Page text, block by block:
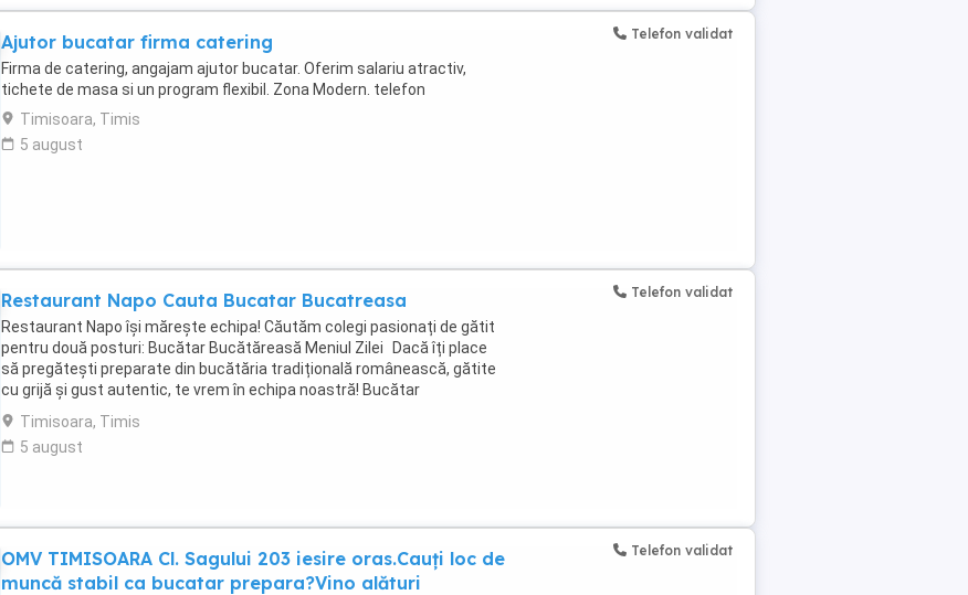
Ajutor bucatar firma catering
Firma de catering, angajam ajutor bucatar. Oferim salariu atractiv,
tichete de masa si un program flexibil. Zona Modern. telefon
Timisoara, Timis
5 august
Telefon validat
Restaurant Napo Cauta Bucatar Bucatreasa
Restaurant Napo își mărește echipa! Căutăm colegi pasionați de gătit
pentru două posturi: Bucătar Bucătăreasă Meniul Zilei Dacă îți place
să pregătești preparate din bucătăria tradițională românească, gătite
cu grijă și gust autentic, te vrem în echipa noastră! Bucătar
Bucătăreasă la ...
Timisoara, Timis
5 august
Telefon validat
OMV TIMISOARA Cl. Sagului 203 iesire oras.Cauți loc de
muncă stabil ca bucatar prepara?Vino alături
Telefon validat